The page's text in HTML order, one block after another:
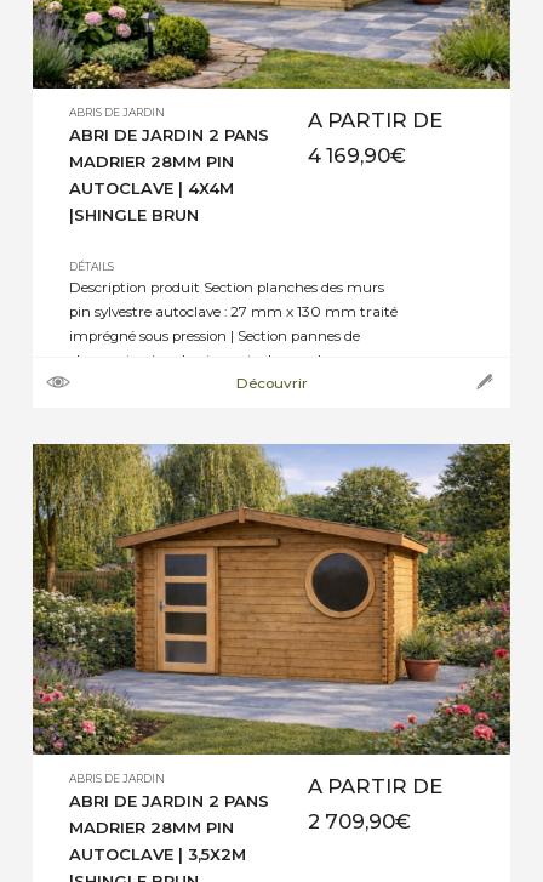
ABRIS DE JARDIN
ABRI DE JARDIN 2 PANS
MADRIER 28MM PIN
AUTOCLAVE | 4X4M
|SHINGLE BRUN
A PARTIR DE
4 169,90€
DÉTAILS
Description produit Section planches des murs
pin sylvestre autoclave : 27 mm x 130 mm traité
imprégné sous pression | Section pannes de
charpente pin sylvestre autoclave : selon
dimensions de 45 mm x 70 mm, ou 45 mm x
Découvrir
ABRIS DE JARDIN
ABRI DE JARDIN 2 PANS
MADRIER 28MM PIN
AUTOCLAVE | 3,5X2M
A PARTIR DE
2 709,90€